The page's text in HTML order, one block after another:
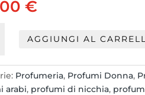
€
AGGIUNGI AL
Profumeria, Profumi Donna,
arabi, profumi di nicchia,